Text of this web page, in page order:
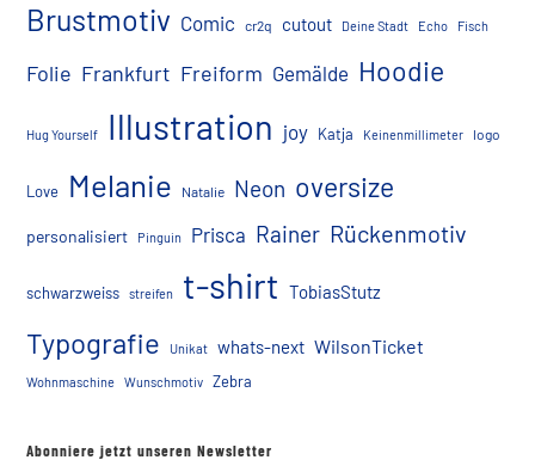
Brustmotiv Comic cr2q cutout Deine Stadt Echo Fisch
Folie Frankfurt Freiform Gemälde Hoodie
Hug Yourself Illustration joy Katja Keinenmillimeter logo
Love Melanie Natalie Neon oversize
personalisiert Pinguin Prisca Rainer Rückenmotiv
schwarzweiss streifen t-shirt TobiasStutz
Typografie Unikat whats-next WilsonTicket
Wohnmaschine Wunschmotiv Zebra
Abonniere jetzt unseren Newsletter